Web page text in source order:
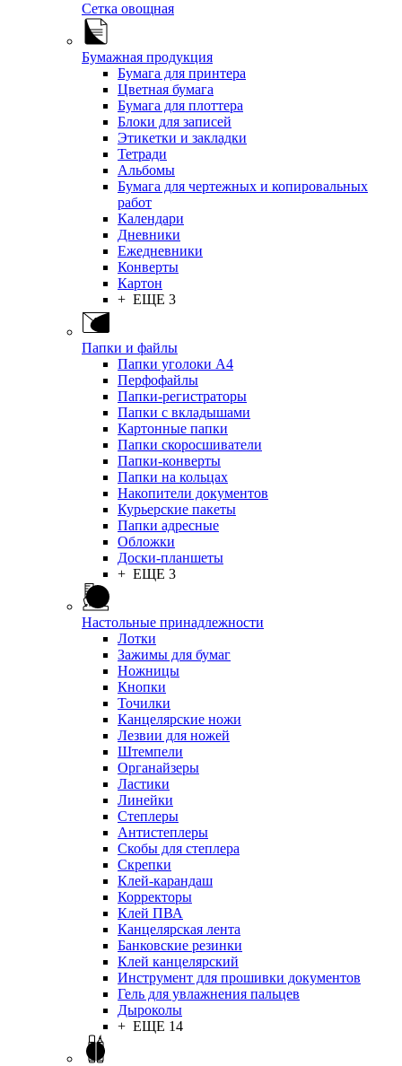
Сетка овощная
Бумажная продукция
Бумага для принтера
Цветная бумага
Бумага для плоттера
Блоки для записей
Этикетки и закладки
Тетради
Альбомы
Бумага для чертежных и копировальных
работ
Календари
Дневники
Ежедневники
Конверты
Картон
+ ЕЩЕ 3
Папки и файлы
Папки уголоки А4
Перфофайлы
Папки-регистраторы
Папки с вкладышами
Картонные папки
Папки скоросшиватели
Папки-конверты
Папки на кольцах
Накопители документов
Курьерские пакеты
Папки адресные
Обложки
Доски-планшеты
+ ЕЩЕ 3
Настольные принадлежности
Лотки
Зажимы для бумаг
Ножницы
Кнопки
Точилки
Канцелярские ножи
Лезвии для ножей
Штемпели
Органайзеры
Ластики
Линейки
Степлеры
Антистеплеры
Скобы для степлера
Скрепки
Клей-карандаш
Корректоры
Клей ПВА
Канцелярская лента
Банковские резинки
Клей канцелярский
Инструмент для прошивки документов
Гель для увлажнения пальцев
Дыроколы
+ ЕЩЕ 14